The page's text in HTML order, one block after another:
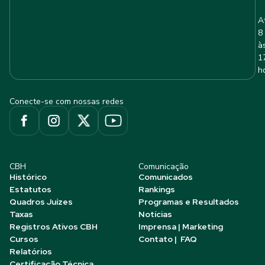
8
Conecte-se com nossas redes
CBH
Histórico
Estatutos
Quadros Juízes
Taxas
Registros Ativos CBH
Cursos
Relatórios
Comunicação
Comunicados
Rankings
Programas e Resultados
Notícias
Imprensa | Marketing
Contato | FAQ